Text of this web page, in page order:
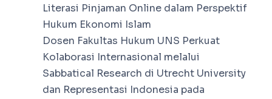
Literasi Pinjaman Online dalam Perspektif
Hukum Ekonomi Islam
Dosen Fakultas Hukum UNS Perkuat
Kolaborasi Internasional melalui
Sabbatical Research di Utrecht University
dan Representasi Indonesia pada